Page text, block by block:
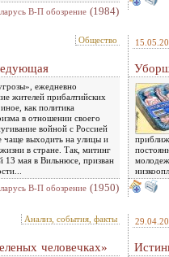
В-П обозрение (1984)
Общество
ежедневно
жителей прибалтийских
как политика
в отношении своего
войной с Россией
чаще выходить на улицы и
в стране. Так, митинг
13 мая в Вильнюсе, призван
В-П обозрение (1950)
Анализ, события, факты
человечках»